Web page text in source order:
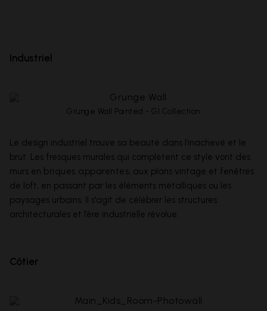
Industriel
Grunge Wall Painted - GI Collection
Le design industriel trouve sa beauté dans l’inachevé et le
brut. Les fresques murales qui complètent ce style vont des
murs en briques apparentes, aux plans vintage et fenêtres
de loft, en passant par les éléments métalliques ou les
paysages urbains. Il s'agit de célébrer les structures
architecturales et l’ère industrielle révolue.
Côtier